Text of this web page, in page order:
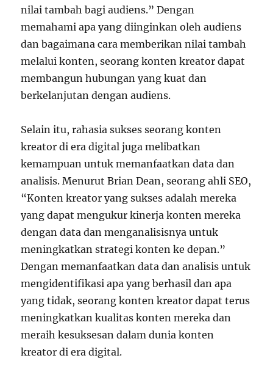
nilai tambah bagi audiens.” Dengan
memahami apa yang diinginkan oleh audiens
dan bagaimana cara memberikan nilai tambah
melalui konten, seorang konten kreator dapat
membangun hubungan yang kuat dan
berkelanjutan dengan audiens.
Selain itu, rahasia sukses seorang konten
kreator di era digital juga melibatkan
kemampuan untuk memanfaatkan data dan
analisis. Menurut Brian Dean, seorang ahli SEO,
“Konten kreator yang sukses adalah mereka
yang dapat mengukur kinerja konten mereka
dengan data dan menganalisisnya untuk
meningkatkan strategi konten ke depan.”
Dengan memanfaatkan data dan analisis untuk
mengidentifikasi apa yang berhasil dan apa
yang tidak, seorang konten kreator dapat terus
meningkatkan kualitas konten mereka dan
meraih kesuksesan dalam dunia konten
kreator di era digital.